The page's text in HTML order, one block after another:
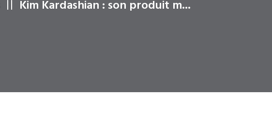
Kim Kardashian : son produit m...